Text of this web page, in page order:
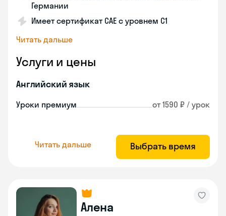
Германии
Имеет сертификат САЕ с уровнем С1
Читать дальше
Услуги и цены
Английский язык
Уроки премиум от 1590 ₽ / урок
Читать дальше Выбрать время
Алена